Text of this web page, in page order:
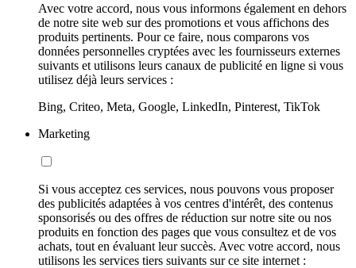
Avec votre accord, nous vous informons également en dehors
de notre site web sur des promotions et vous affichons des
produits pertinents. Pour ce faire, nous comparons vos
données personnelles cryptées avec les fournisseurs externes
suivants et utilisons leurs canaux de publicité en ligne si vous
utilisez déjà leurs services :
Bing, Criteo, Meta, Google, LinkedIn, Pinterest, TikTok
Marketing
Si vous acceptez ces services, nous pouvons vous proposer
des publicités adaptées à vos centres d'intérêt, des contenus
sponsorisés ou des offres de réduction sur notre site ou nos
produits en fonction des pages que vous consultez et de vos
achats, tout en évaluant leur succès. Avec votre accord, nous
utilisons les services tiers suivants sur ce site internet :